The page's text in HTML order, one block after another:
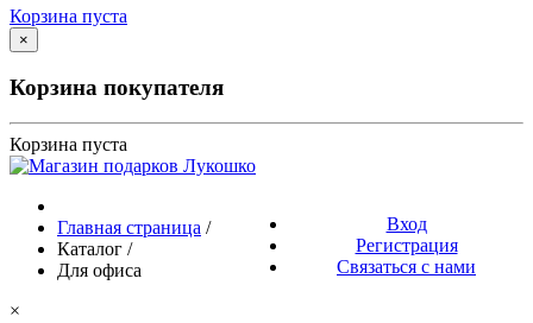
Корзина пуста
×
Корзина покупателя
Корзина пуста
Вход
Регистрация
Связаться с нами
Главная страница /
Каталог /
Для офиса
×